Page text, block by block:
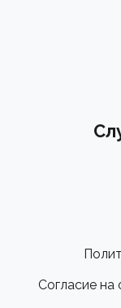
Согласие на